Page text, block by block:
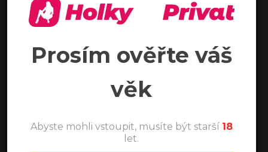
Prosím ověřte váš
věk
Abyste mohli vstoupit, musíte být starší 18
let.